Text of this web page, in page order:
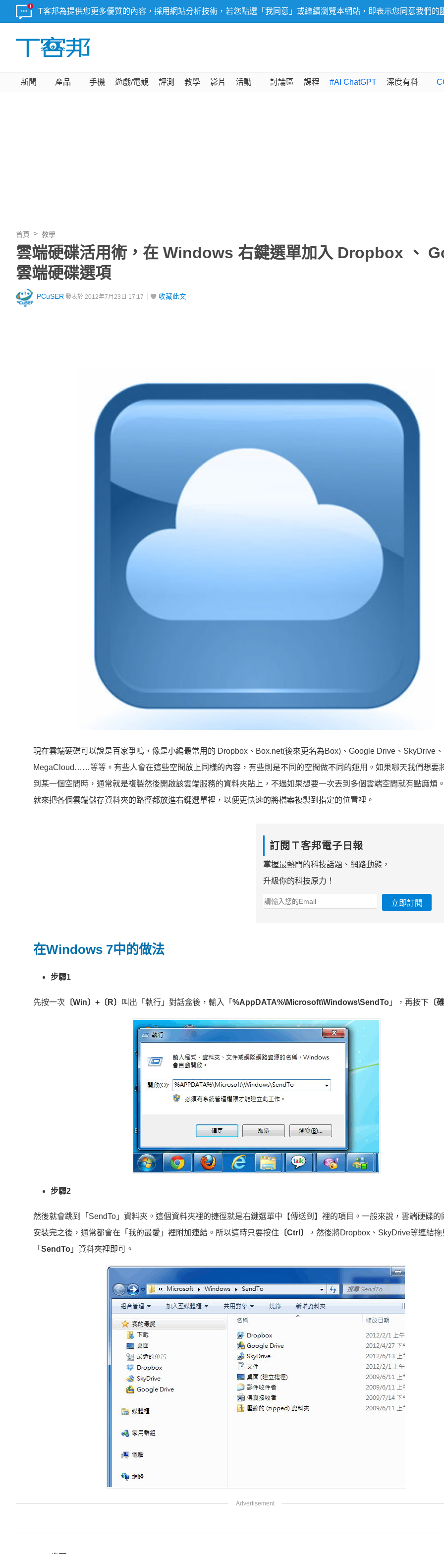
T客邦為提供您更多優質的內容，採用網站分析技術，若您點選「我同意」或繼續瀏覽本網站，即表示您同意我們的
新聞 產品 手機 遊戲/電競 評測 教學 影片 活動 討論區 課程 #AI ChatGPT 深度有料
首頁 教學
雲端硬碟活用術，在 Windows 右鍵選單加入 Dropbox 、
雲端硬碟選項
PCuSER 發表於 2012年7月23日 17:17 收藏此文
現在雲端硬碟可以說是百家爭鳴，像是小編最常用的 Dropbox、Box.net(後來更名為Box)、Google Drive、SkyDrive、
MegaCloud……等等。有些人會在這些空間放上同樣的內容，有些則是不同的空間做不同的運用。如果哪天我們想要
到某一個空間時，通常就是複製然後開啟該雲端服務的資料夾貼上，不過如果想要一次丟到多個雲端空間就有點麻煩
就來把各個雲端儲存資料夾的路徑都放進右鍵選單裡，以便更快速的將檔案複製到指定的位置裡。
訂閱Ｔ客邦電子日報
掌握最熱門的科技話題、網路動態，
升級你的科技原力！
立即訂閱
在Windows 7中的做法
步驟1
先按一次 〔Win〕+〔R〕 叫出「執行」對話盒後，輸入「 %AppDATA%\Microsoft\Windows\SendTo 」，再按下 〔
步驟2
然後就會跳到「SendTo」資料夾。這個資料夾裡的捷徑就是右鍵選單中【傳送到】裡的項目。一般來說，雲端硬碟的
安裝完之後，通常都會在「我的最愛」裡附加連結。所以這時只要按住 〔Ctrl〕
，然後將Dropbox、SkyDrive等連結拖
「 SendTo 」資料夾裡即可。